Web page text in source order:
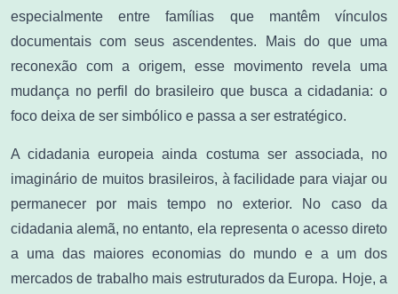
especialmente entre famílias que mantêm vínculos
documentais com seus ascendentes. Mais do que uma
reconexão com a origem, esse movimento revela uma
mudança no perfil do brasileiro que busca a cidadania: o
foco deixa de ser simbólico e passa a ser estratégico.
A cidadania europeia ainda costuma ser associada, no
imaginário de muitos brasileiros, à facilidade para viajar ou
permanecer por mais tempo no exterior. No caso da
cidadania alemã, no entanto, ela representa o acesso direto
a uma das maiores economias do mundo e a um dos
mercados de trabalho mais estruturados da Europa. Hoje, a